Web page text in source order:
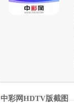
中彩网HDTV版截图